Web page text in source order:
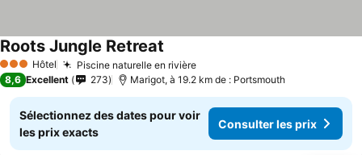
3 ÉtoilesHôtel Piscine naturelle en rivièreConsulter les prix
Roots Jungle Retreat
8,6 Excellent 273 Marigot, à 19.2 km de : Portsmouth
Sélectionnez des dates pour voir
les prix exacts
Consulter les prix